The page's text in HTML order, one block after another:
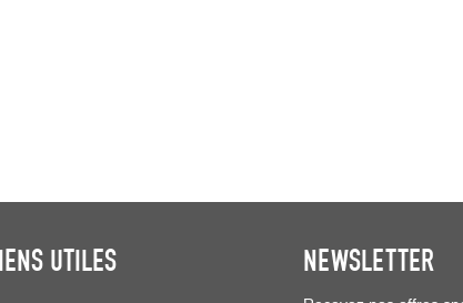
UTILES NEWSLETTER